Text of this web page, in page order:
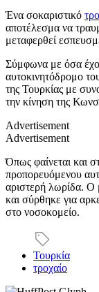
Ένα σοκαριστικό
αποτέλεσμα να
μεταφερθεί
Σύμφωνα με όσα
αυτοκινητόδρομο
της Τουρκίας με
την κίνηση της
Advertisement
Advertisement
Όπως φαίνεται και
προπορευόμενου
αριστερή λωρίδα. Ο
και σύρθηκε για
στο νοσοκομείο.
Τουρκία
τροχαίο